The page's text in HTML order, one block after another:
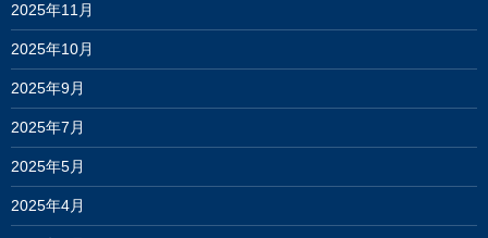
2025年11月
2025年10月
2025年9月
2025年7月
2025年5月
2025年4月